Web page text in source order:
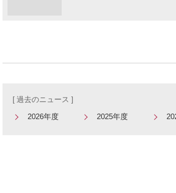
[ 過去のニュース ]
2026年度
2025年度